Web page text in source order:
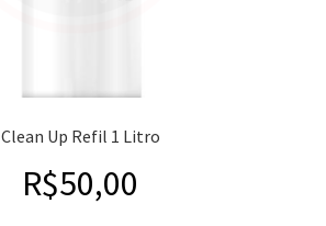
Clean Up Refil 1 Litro
R$50,00